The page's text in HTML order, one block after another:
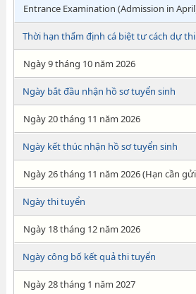
Entrance Examination (Admission in
Thời hạn thẩm định cá biệt tư cách dự thi
Ngày 9 tháng 10 năm 2026
Ngày bắt đầu nhận hồ sơ tuyển sinh
Ngày 20 tháng 11 năm 2026
Ngày kết thúc nhận hồ sơ tuyển sinh
Ngày 26 tháng 11 năm 2026 (Hạn cần
Ngày thi tuyển
Ngày 18 tháng 12 năm 2026
Ngày công bố kết quả thi tuyển
Ngày 28 tháng 1 năm 2027